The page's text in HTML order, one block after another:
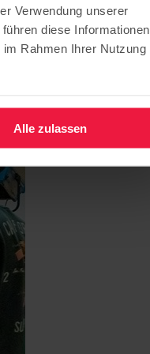
Verwendung unserer
diese Informationen
Rahmen Ihrer Nutzung
Alle zulassen